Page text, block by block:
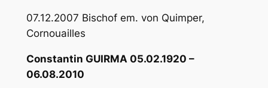
07.12.2007 Bischof em. von Quimper,
Cornouailles
Constantin GUIRMA 05.02.1920 –
06.08.2010